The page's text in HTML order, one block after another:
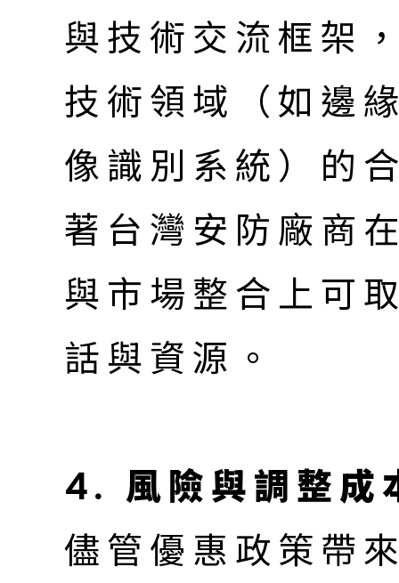
與技術交流框架
技術領域（如邊
像識別系統）的
著台灣安防廠商
與市場整合上可
話與資源。
4. 風險與調整成
儘管優惠政策帶